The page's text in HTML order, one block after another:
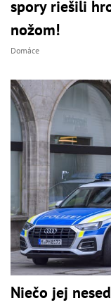
spory riešili
nožom!
Domáce
Niečo jej